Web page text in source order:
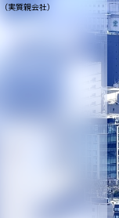
実質親会社）